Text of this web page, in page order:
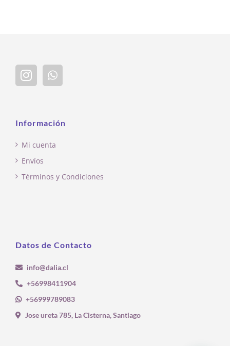
Información
Mi cuenta
Envíos
Términos y Condiciones
Datos de Contacto
info@dalia.cl
+56998411904
+56999789083
Jose ureta 785, La Cisterna, Santiago